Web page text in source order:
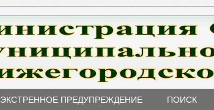
ЭКСТРЕННОЕ ПРЕДУПРЕЖДЕНИЕ ПОИСК